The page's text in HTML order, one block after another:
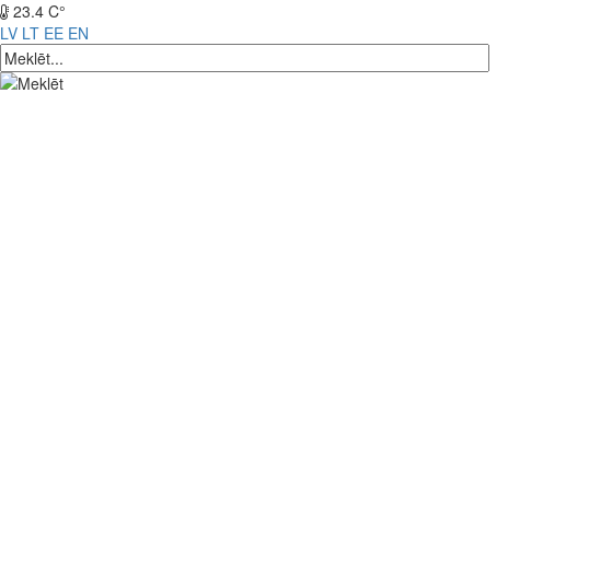
23.4 C°
LV LT EE EN